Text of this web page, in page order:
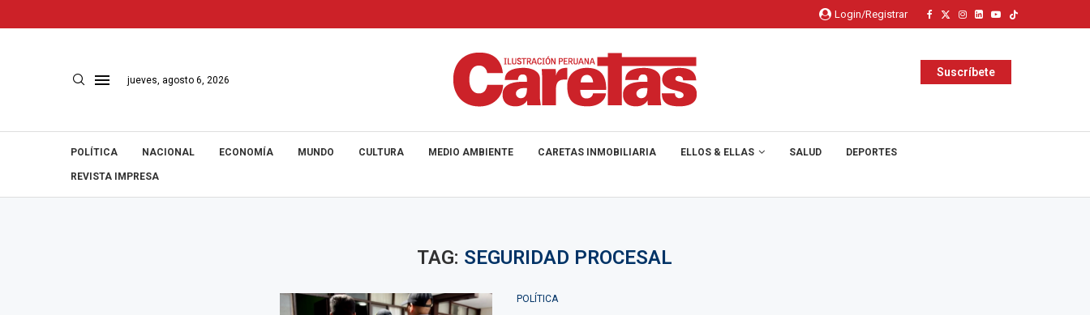
Login/Registrar
jueves, agosto 6, 2026
Suscríbete
POLÍTICA NACIONAL ECONOMÍA MUNDO CULTURA MEDIO AMBIENTE CARETAS INMOBILIARIA ELLOS & ELLAS SALUD DEPORTES
REVISTA IMPRESA
TAG: SEGURIDAD PROCESAL
POLÍTICA